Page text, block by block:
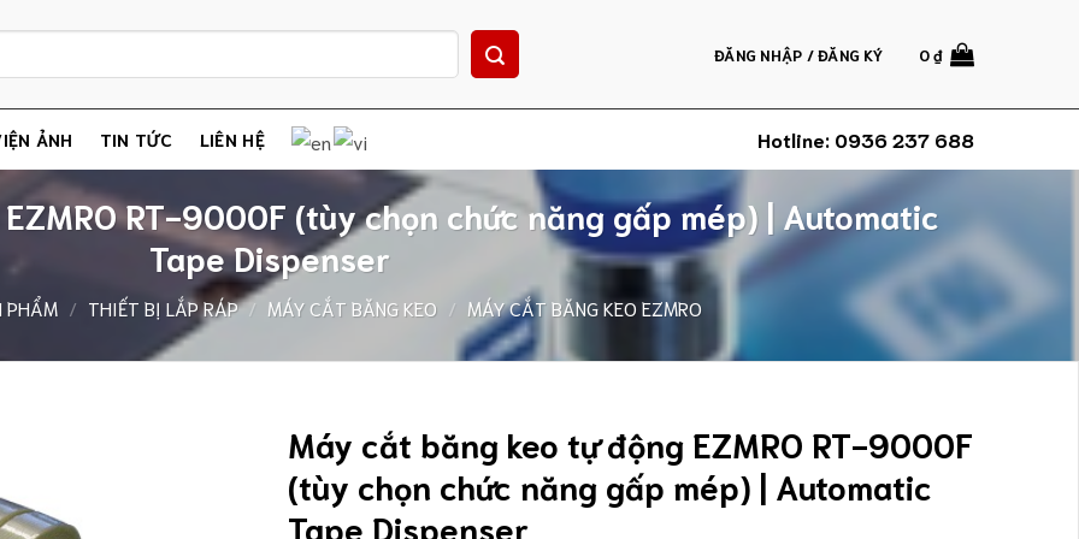
ĐĂNG NHẬP / ĐĂNG KÝ 0₫
ẢNH TIN TỨC LIÊN HỆ Hotline: 0936 237 688
RT-9000F (tùy chọn chức năng gấp mép) | Automatic
Tape Dispenser
PHẨM / THIẾT BỊ LẮP RÁP / MÁY CẮT BĂNG KEO / MÁY CẮT BĂNG KEO EZMRO
Máy cắt băng keo tự động EZMRO RT-9000F
(tùy chọn chức năng gấp mép) | Automatic
Tape Dispenser